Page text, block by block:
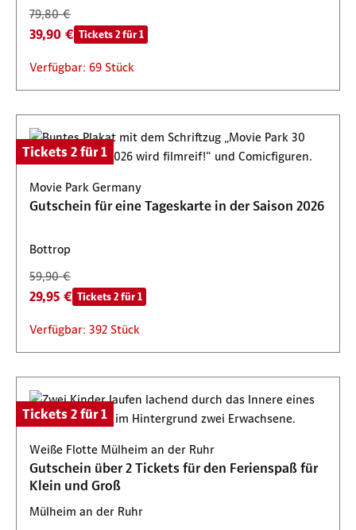
79,80 €
39,90 € Tickets 2 für 1
Verfügbar: 69 Stück
Tickets 2 für 1
Movie Park Germany
Gutschein für eine Tageskarte in der Saison 2026
Bottrop
59,90 €
29,95 € Tickets 2 für 1
Verfügbar: 392 Stück
Tickets 2 für 1
Weiße Flotte Mülheim an der Ruhr
Gutschein über 2 Tickets für den Ferienspaß für
Klein und Groß
Mülheim an der Ruhr